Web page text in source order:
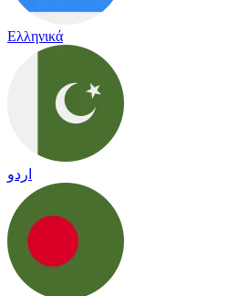
Ελληνικά
اردو